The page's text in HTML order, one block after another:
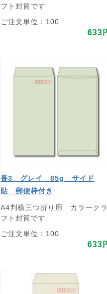
フト封筒です
ご注文単位：100
633
長3 グレイ 85g サイド
貼 郵便枠付き
A4判横三つ折り用 カラークラ
フト封筒です
ご注文単位：100
633